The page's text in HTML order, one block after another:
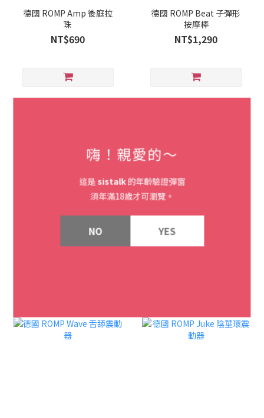
德國 ROMP Amp 後庭拉
珠
NT$690
德國 ROMP Beat 子彈形
按摩棒
NT$1,290
德國 ROMP Hype G點按摩
德國 ROMP Jazz GC點按
嗨！親愛的～
這是 sistalk的年齡驗證彈窗
須年滿18歲才可瀏覽。
NO YES